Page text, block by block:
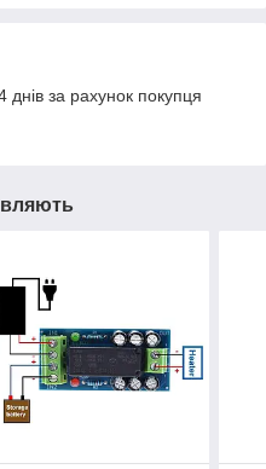
за рахунок покупця